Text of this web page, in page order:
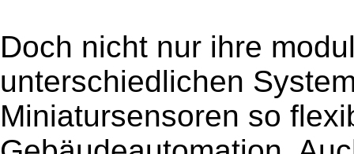
Doch nicht nur ihre
unterschiedlichen
Miniatursensoren so